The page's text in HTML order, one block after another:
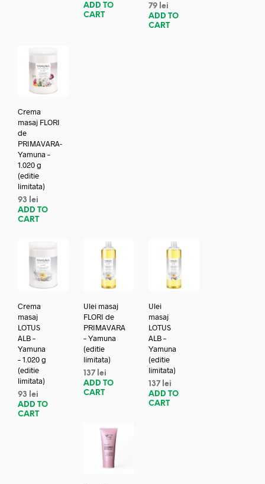
ADD TO
CART
79 lei
ADD TO
CART
Crema
masaj FLORI
de
PRIMAVARA-
Yamuna –
1.020 g
(editie
limitata)
93
lei
ADD TO
CART
Crema
masaj
LOTUS
ALB –
Yamuna
– 1.020 g
(editie
limitata)
93
lei
ADD TO
CART
Ulei masaj
FLORI de
PRIMAVARA
– Yamuna
(editie
limitata)
137 lei
ADD TO
CART
Ulei
masaj
LOTUS
ALB –
Yamuna
(editie
limitata)
137 lei
ADD TO
CART